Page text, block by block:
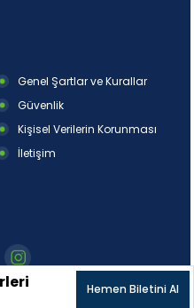
Hemen Biletini Al
Genel Şartlar ve Kurallar
Güvenlik
Kişisel Verilerin Korunması
İletişim